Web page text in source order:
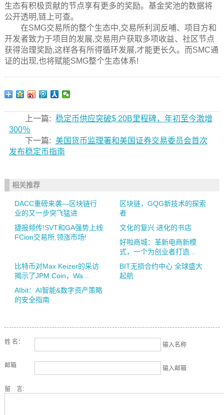
生态有积极贡献的节点享有更多的奖励。基金奖池的数据将
公开透明,链上可查。
在SMG交易所的整个生态中,交易所利润反哺、项目方和
开发者致力于项目的发展,交易用户获取多项收益、社区节点
获得治理奖励,这样各有所得循环发展,才能更长久。而SMC通
证的出现,也将赋能SMG整个生态体系!
上一篇: 稳定币供应突破$ 20B里程碑，年初至今激增
300％
下一篇: 美国货币监理署和美国证券交易委员会首次
发布稳定币指南
相关推荐
DACC重磅来袭—区块链行
业的又一步突飞猛进
区块链，GQG新技术的探索
者
捷报频传!SVT和GA强势上线
FCion交易所,领涨市场!
文化的复兴 进化的书店
好啦商城：革新电商新模
式，一个为创业者打造...
比特币对Max Keizer的采访
揭示了JPM Coin，Wa...
BIT无损合约中心 全球盛大
起航
AIbit：AI智能&数字资产策略
的安全指南
姓 名： 输入名称
邮箱 输入邮箱
留 言: